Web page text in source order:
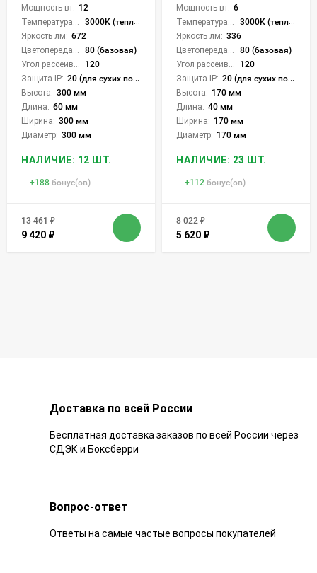
Мощность вт: 12
Температура света:
3000K (теплый)
Яркость лм: 672
Цветопередача (CRI):
80 (базовая)
Угол рассеивания света °:
120
Защита IP: 20 (для сухих пом.)
Высота: 300 мм
Длина: 60 мм
Ширина: 300 мм
Диаметр: 300 мм
НАЛИЧИЕ: 12 ШТ.
+188 бонус(ов)
13 461₽
9 420 ₽
Мощность вт: 6
Температура света:
3000K (теплый)
Яркость лм: 336
Цветопередача (CRI):
80 (базовая)
Угол рассеивания света °:
120
Защита IP: 20 (для сухих пом.)
Высота: 170 мм
Длина: 40 мм
Ширина: 170 мм
Диаметр: 170 мм
НАЛИЧИЕ: 23 ШТ.
+112 бонус(ов)
8 022₽
5 620 ₽
Доставка по всей России
Бесплатная доставка заказов по всей России через
СДЭК и Боксберри
Вопрос-ответ
Ответы на самые частые вопросы покупателей